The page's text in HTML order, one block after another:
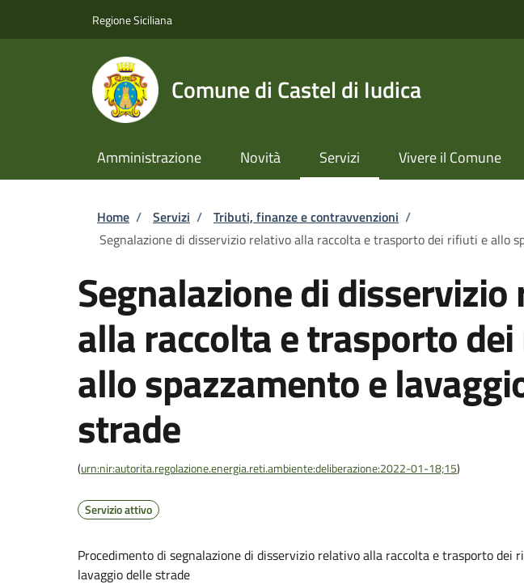
Regione Siciliana
Comune di Castel di Iudica
Amministrazione Novità Servizi Vivere il Comune
Briciole di pane
Home / Servizi / Tributi, finanze e contravvenzioni /
Segnalazione di disservizio relativo alla raccolta e trasporto dei rifiuti e allo
Segnalazione di
alla raccolta e trasporto
allo spazzamento e
strade
(urn:nir:autorita.regolazione.energia.reti.ambiente:deliberazione:2022-01-18;15)
Servizio attivo
Procedimento di segnalazione di disservizio relativo alla raccolta e trasporto dei
lavaggio delle strade